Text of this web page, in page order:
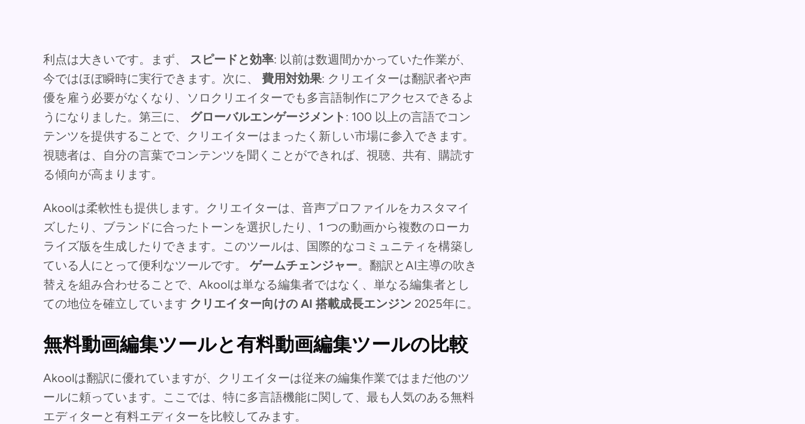
利点は大きいです。まず、 スピードと効率: 以前は数週間かかっていた作業が、
今ではほぼ瞬時に実行できます。次に、 費用対効果: クリエイターは翻訳者や声
優を雇う必要がなくなり、ソロクリエイターでも多言語制作にアクセスできるよ
うになりました。第三に、 グローバルエンゲージメント : 100 以上の言語でコン
テンツを提供することで、クリエイターはまったく新しい市場に参入できます。
視聴者は、自分の言葉でコンテンツを聞くことができれば、視聴、共有、購読す
る傾向が高まります。
Akoolは柔軟性も提供します。クリエイターは、音声プロファイルをカスタマイ
ズしたり、ブランドに合ったトーンを選択したり、1 つの動画から複数のローカ
ライズ版を生成したりできます。このツールは、国際的なコミュニティを構築し
ている人にとって便利なツールです。 ゲームチェンジャー。翻訳とAI主導の吹き
替えを組み合わせることで、Akoolは単なる編集者ではなく、単なる編集者とし
ての地位を確立しています クリエイター向けの AI 搭載成長エンジン 2025年に。
無料動画編集ツールと有料動画編集ツールの比較
Akoolは翻訳に優れていますが、クリエイターは従来の編集作業ではまだ他のツ
ールに頼っています。ここでは、特に多言語機能に関して、最も人気のある無料
エディターと有料エディターを比較してみます。